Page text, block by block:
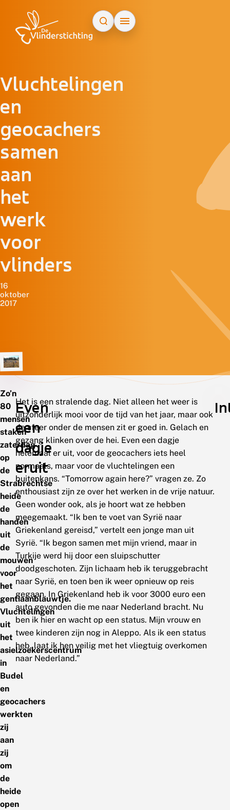
Vluchtelingen
en
geocachers
samen
aan
het
werk
voor
vlinders
16
oktober
2017
Zo’n
80
mensen
staken
zaterdag
op
de
Strabrechtse
heide
de
handen
uit
de
mouwen
voor
het
gentiaanblauwtje.
Vluchtelingen
uit
het
asielzoekerscentrum
in
Budel
en
geocachers
werkten
zij
aan
zij
om
de
heide
open
Even
een
dagje
eruit
Het is een stralende dag. Niet alleen het weer is
uitzonderlijk mooi voor de tijd van het jaar, maar ook
de sfeer onder de mensen zit er goed in. Gelach en
gezang klinken over de hei. Even een dagje
helemaal er uit, voor de geocachers iets heel
normaals, maar voor de vluchtelingen een
buitenkans. “Tomorrow again here?” vragen ze. Zo
enthousiast zijn ze over het werken in de vrije natuur.
Geen wonder ook, als je hoort wat ze hebben
meegemaakt. “Ik ben te voet van Syrië naar
Griekenland gereisd,” vertelt een jonge man uit
Syrië. “Ik begon samen met mijn vriend, maar in
Turkije werd hij door een sluipschutter
doodgeschoten. Zijn lichaam heb ik teruggebracht
naar Syrië, en toen ben ik weer opnieuw op reis
gegaan. In Griekenland heb ik voor 3000 euro een
auto gevonden die me naar Nederland bracht. Nu
ben ik hier en wacht op een status. Mijn vrouw en
twee kinderen zijn nog in Aleppo. Als ik een status
heb, laat ik hen veilig met het vliegtuig overkomen
naar Nederland.”